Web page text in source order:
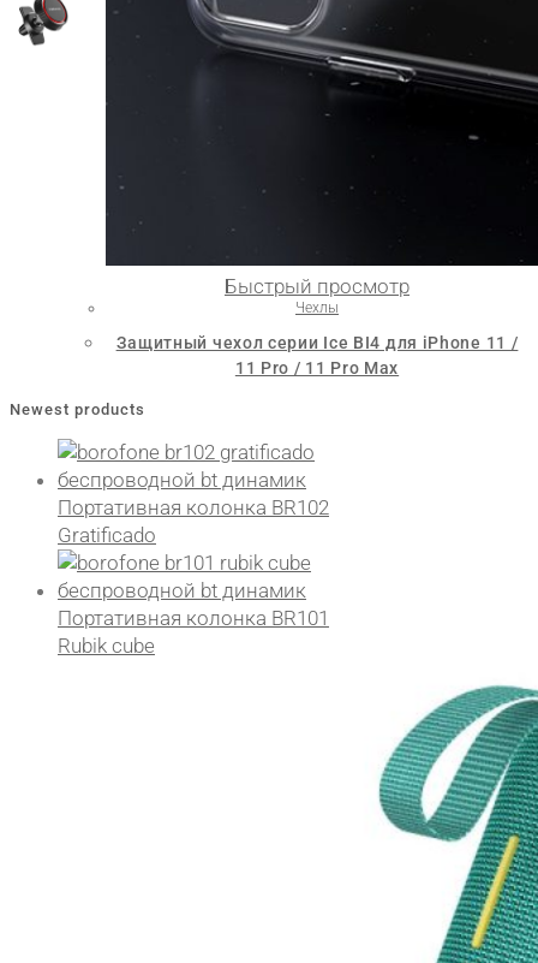
Быстрый просмотр
Чехлы
Защитный чехол серии Ice BI4 для iPhone 11 /
11 Pro / 11 Pro Max
Newest products
Портативная колонка BR102
Gratificado
Портативная колонка BR101
Rubik cube